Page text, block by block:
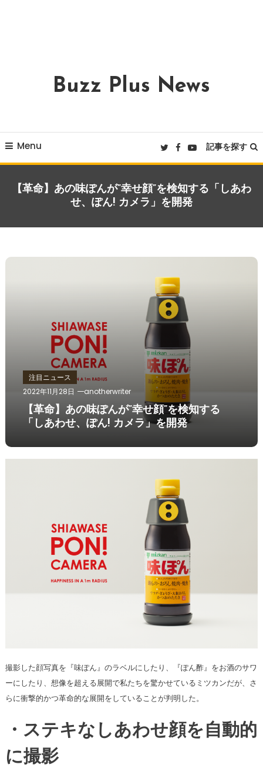
Buzz Plus News
Menu 記事を探す
【革命】あの味ぽんが”幸せ顔”を検知する「しあわ
せ、ぽん! カメラ」を開発
注目ニュース
2022年11月28日
anotherwriter
【革命】あの味ぽんが”幸せ顔”を検知する
「しあわせ、ぽん! カメラ」を開発
撮影した顔写真を『味ぽん』のラベルにしたり、『ぽん酢』をお酒のサワ
ーにしたり、想像を超える展開で私たちを驚かせているミツカンだが、さ
らに衝撃的かつ革命的な展開をしていることが判明した。
・ステキなしあわせ顔を自動的
に撮影